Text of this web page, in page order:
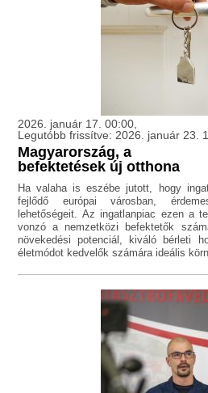
2026. január 17. 00:00,
Legutóbb frissítve: 2026. január 23.
Magyarország, a
befektetések új otthona
Ha valaha is eszébe jutott, hogy
fejlődő európai városban,
lehetőségeit. Az ingatlanpiac ezen a
vonzó a nemzetközi befektetők
növekedési potenciál, kiváló bérleti
életmódot kedvelők számára ideális